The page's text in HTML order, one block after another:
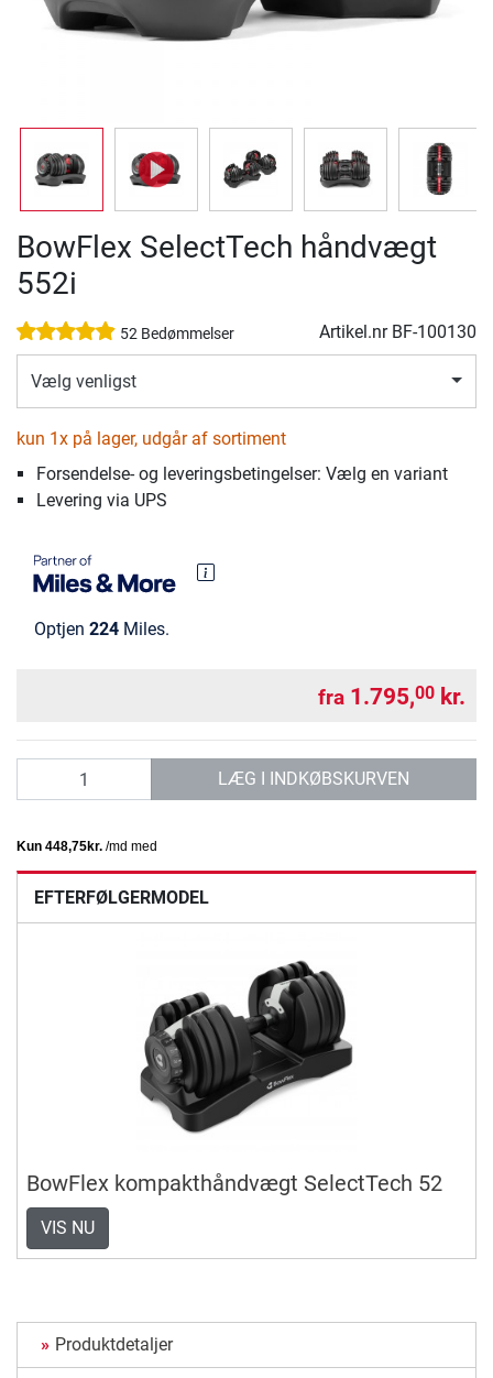
BowFlex SelectTech håndvægt
552i
52 Bedømmelser Artikel.nr BF-100130
Vælg venligst
kun 1x på lager, udgår af sortiment
Forsendelse- og leveringsbetingelser: Vælg en variant
Levering via UPS
Optjen 224 Miles.
fra 1.795,00 kr.
LÆG I INDKØBSKURVEN
EFTERFØLGERMODEL
BowFlex kompakthåndvægt SelectTech 52
VIS NU
Produktdetaljer